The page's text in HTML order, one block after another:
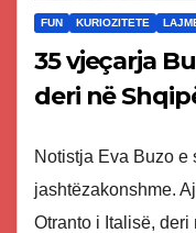
FUN KURIOZITETE
35 vjeçarja
deri në
Notistja Eva Buzo e
jashtëzakonshme.
Otranto i Italisë,